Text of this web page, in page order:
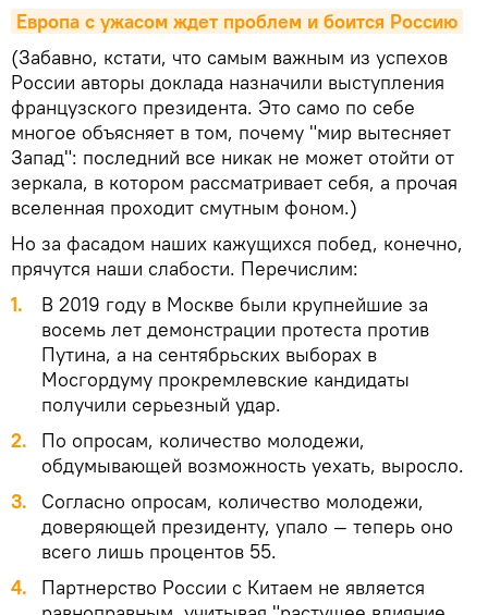
Европа с ужасом ждет проблем и боится Россию
(Забавно, кстати, что самым важным из успехов
России авторы доклада назначили выступления
французского президента. Это само по себе
многое объясняет в том, почему "мир вытесняет
Запад": последний все никак не может отойти от
зеркала, в котором рассматривает себя, а прочая
вселенная проходит смутным фоном.)
Но за фасадом наших кажущихся побед, конечно,
прячутся наши слабости. Перечислим:
В 2019 году в Москве были крупнейшие за
восемь лет демонстрации протеста против
Путина, а на сентябрьских выборах в
Мосгордуму прокремлевские кандидаты
получили серьезный удар.
По опросам, количество молодежи,
обдумывающей возможность уехать, выросло.
Согласно опросам, количество молодежи,
доверяющей президенту, упало — теперь оно
всего лишь процентов 55.
Партнерство России с Китаем не является